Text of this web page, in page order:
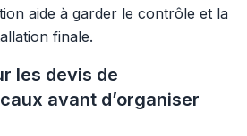
aide à garder le contrôle et la
finale.
les devis de
avant d’organiser